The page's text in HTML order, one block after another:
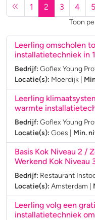
1 2 3 4 5
Toon
Leerling omscholen
installatietechniek in
Bedrijf: Goflex Young
Locatie(s): Moerdijk
Leerling
warmte
Bedrijf: Goflex Young
Locatie(s): Goes Min.
Basis Kok Niveau 2 /
Werkend Kok Niveau
Bedrijf: Restaurant
Locatie(s): Amsterdam
Leerling volg een
installatietechniek